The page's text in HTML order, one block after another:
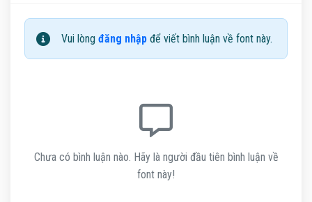
Vui lòng đăng nhập để viết bình luận về font này.
Chưa có bình luận nào. Hãy là người đầu tiên bình luận về
font này!